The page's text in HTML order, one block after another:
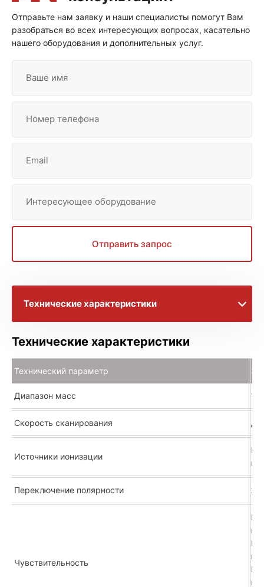
Отправьте нам заявку и наши специалисты помогут Вам
разобраться во всех интересующих вопросах, касательно
нашего оборудования и дополнительных услуг.
Ваше имя
Номер телефона
Email
Интересующее оборудование
Отправить запрос
Технические характеристики
Видеоматериалы
Брошюра
Расширенное описание
Технические характеристики
Технический параметр
Диапазон масс
Скорость сканирования до
Источники ионизации
Переключение полярности 25
Чувствительность